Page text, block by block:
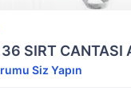
36 SIRT CANTASI
Siz Yapın